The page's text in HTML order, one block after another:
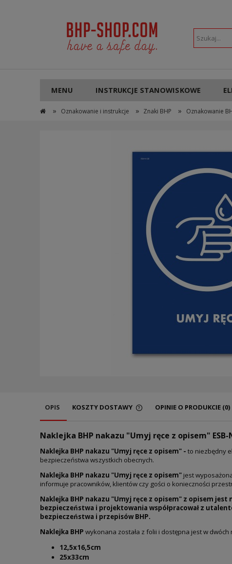
MENU INSTRUKCJE STANOWISKOWE
» Oznakowanie i instrukcje » Znaki BHP » Oznakowanie
OPIS KOSZTY DOSTAWY OPINIE O PRODUKCIE (0)
Naklejka BHP nakazu "Umyj ręce z opisem" ESB-
Naklejka BHP nakazu "Umyj ręce z opisem" - to niezbędny
bezpieczeństwa wszystkich obecnych.
Naklejka BHP nakazu "Umyj ręce z opisem" jest
informuje pracowników, klientów czy gości o konieczności
Naklejka BHP nakazu "Umyj ręce z opisem" z opisem jest
bezpieczeństwa i projektowania współpracował z
bezpieczeństwa i przepisów BHP.
Naklejka BHP wykonana została z folii i dostępna jest w dwóch
12,5x16,5cm
25x33cm